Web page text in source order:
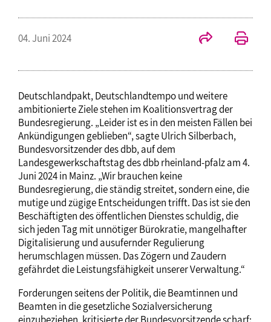
04. Juni 2024
Deutschlandpakt, Deutschlandtempo und weitere
ambitionierte Ziele stehen im Koalitionsvertrag der
Bundesregierung. „Leider ist es in den meisten Fällen bei
Ankündigungen geblieben“, sagte Ulrich Silberbach,
Bundesvorsitzender des dbb, auf dem
Landesgewerkschaftstag des dbb rheinland-pfalz am 4.
Juni 2024 in Mainz. „Wir brauchen keine
Bundesregierung, die ständig streitet, sondern eine, die
mutige und zügige Entscheidungen trifft. Das ist sie den
Beschäftigten des öffentlichen Dienstes schuldig, die
sich jeden Tag mit unnötiger Bürokratie, mangelhafter
Digitalisierung und ausufernder Regulierung
herumschlagen müssen. Das Zögern und Zaudern
gefährdet die Leistungsfähigkeit unserer Verwaltung.“
Forderungen seitens der Politik, die Beamtinnen und
Beamten in die gesetzliche Sozialversicherung